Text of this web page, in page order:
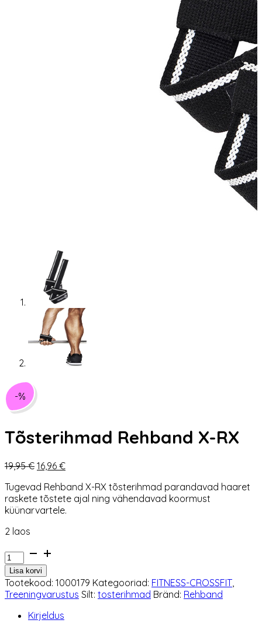
-%
Tõsterihmad Rehband X-RX
19,95€ Algne
oli:
19,95 €.
16,96 €Praegune
on:
16,96 €.
Tugevad Rehband X-RX tõsterihmad parandavad haaret
raskete tõstete ajal ning vähendavad koormust
küünarvartele.
2 laos
Tõsterihmad
Rehband
X-
RX
kogus
Lisa korvi
Tootekood: 1000179 Kategooriad: FITNESS-CROSSFIT,
Treeningvarustus Silt: tosterihmad Bränd: Rehband
Kirjeldus